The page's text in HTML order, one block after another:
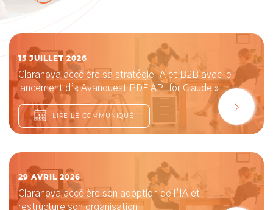
15 JUILLET 2026
Claranova accélère sa stratégie IA et B2B avec le
lancement d’« Avanquest PDF API for Claude »
LIRE LE COMMUNIQUÉ
29 AVRIL 2026
Claranova accélère son adoption de l’IA et
restructure son organisation